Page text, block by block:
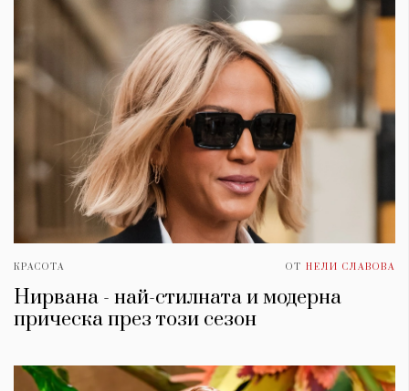
КРАСОТА ОТ НЕЛИ СЛАВОВА
Нирвана - най-стилната и модерна
прическа през този сезон